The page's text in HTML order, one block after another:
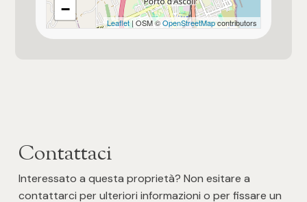
Portone Blindato
per 1 famiglia
−
Leaflet| OSM ©OpenStreetMapcontributors
Contattaci
Interessato a questa proprietà? Non esitare a
contattarci per ulteriori informazioni o per fissare un